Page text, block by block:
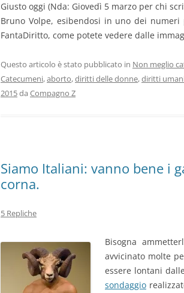
Giusto oggi (Nda: Giovedì 5 marzo per chi
Bruno Volpe, esibendosi in uno dei
FantaDiritto, come potete vedere dalle
Questo articolo è stato pubblicato in Non meglio
Catecumeni,aborto,diritti delle donne,diritti
2015da Compagno Z
Siamo Italiani: vanno bene i
corna.
5 Repliche
Bisogna
avvicinato molte
essere lontani
sondaggio